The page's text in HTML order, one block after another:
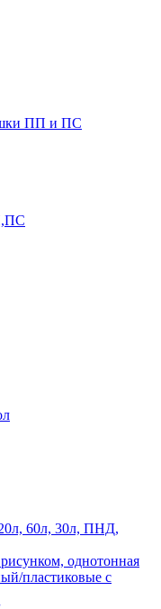
ПП и ПС
60л, 30л, ПНД,
однотонная
пластиковые с